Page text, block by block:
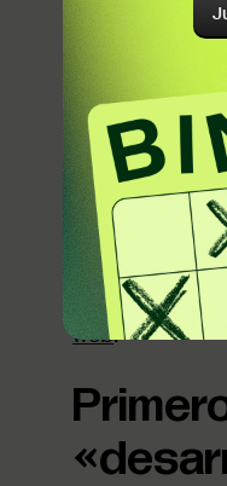
¿Desarrollar
el propósito
las
end, qué
programación
proyectos web,
comenzaruna
web.